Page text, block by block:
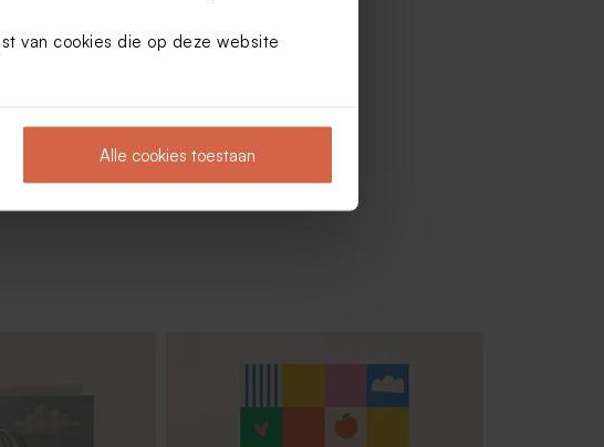
van cookies die op deze website
Alle cookies toestaan
Traktatieset goud met 34 traktaties